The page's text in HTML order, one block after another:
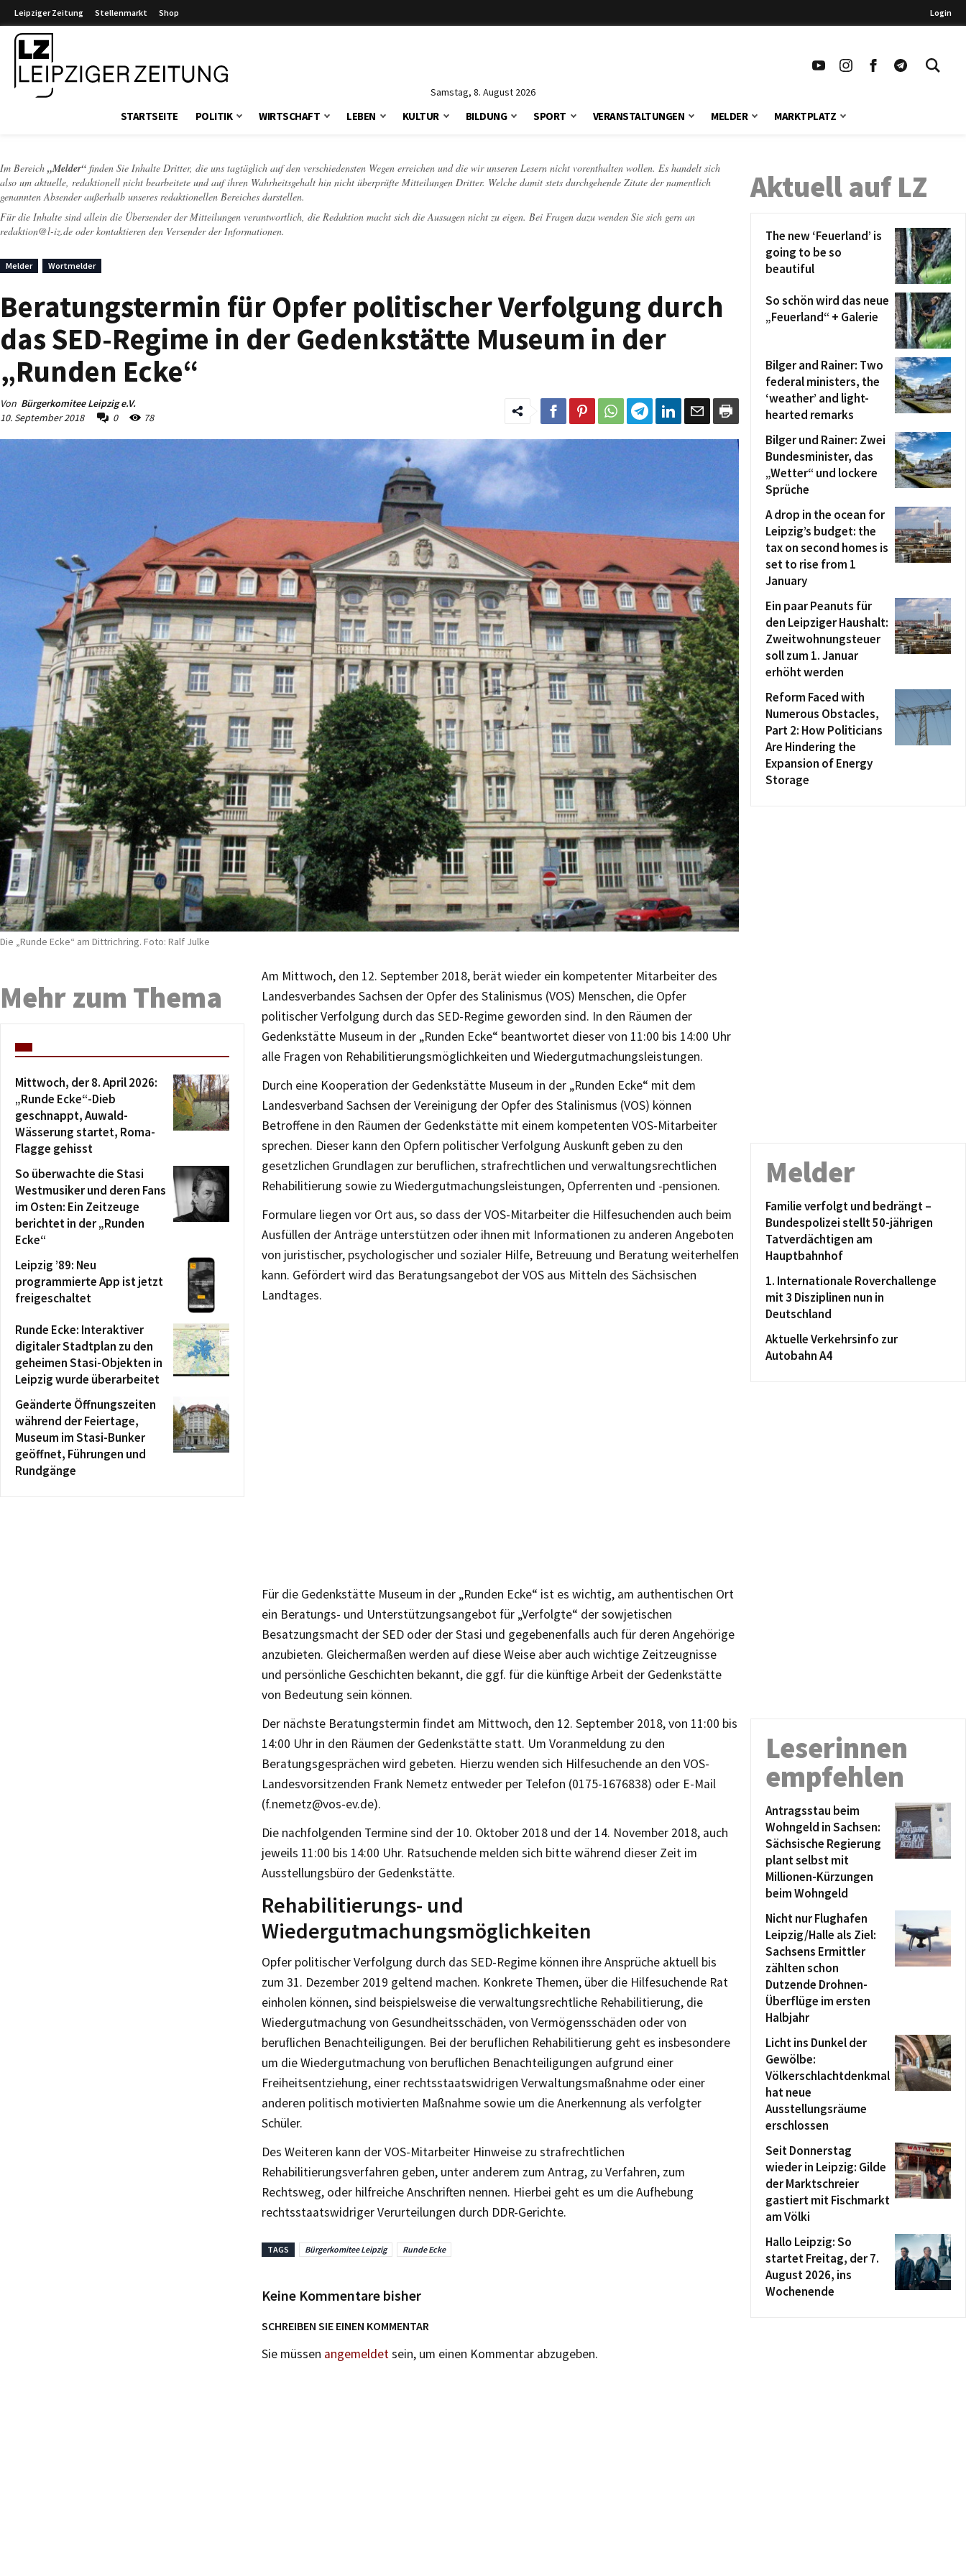
Leipziger Zeitung Stellenmarkt Shop Login
Samstag, 8. August 2026
STARTSEITE POLITIK WIRTSCHAFT LEBEN KULTUR BILDUNG SPORT VERANSTALTUNGEN MELDER MARKTPLATZ
Im Bereich „Melder“ finden Sie Inhalte Dritter, die uns tagtäglich auf den verschiedensten Wegen erreichen und die wir unseren Lesern nicht vorenthalten wollen. Es handelt sich
also um aktuelle, redaktionell nicht bearbeitete und auf ihren Wahrheitsgehalt hin nicht überprüfte Mitteilungen Dritter. Welche damit stets durchgehende Zitate der namentlich
genannten Absender außerhalb unseres redaktionellen Bereiches darstellen.
Für die Inhalte sind allein die Übersender der Mitteilungen verantwortlich, die Redaktion macht sich die Aussagen nicht zu eigen. Bei Fragen dazu wenden Sie sich gern an
redaktion@l-iz.de oder kontaktieren den Versender der Informationen.
Melder Wortmelder
Beratungstermin für Opfer politischer Verfolgung durch
das SED-Regime in der Gedenkstätte Museum in der
„Runden Ecke“
Von Bürgerkomitee Leipzig e.V.
10. September 2018
0 78
Die „Runde Ecke“ am Dittrichring. Foto: Ralf Julke
Am Mittwoch, den 12. September 2018, berät wieder ein kompetenter Mitarbeiter des
Landesverbandes Sachsen der Opfer des Stalinismus (VOS) Menschen, die Opfer
politischer Verfolgung durch das SED-Regime geworden sind. In den Räumen der
Gedenkstätte Museum in der „Runden Ecke“ beantwortet dieser von 11:00 bis 14:00 Uhr
alle Fragen von Rehabilitierungsmöglichkeiten und Wiedergutmachungsleistungen.
Durch eine Kooperation der Gedenkstätte Museum in der „Runden Ecke“ mit dem
Landesverband Sachsen der Vereinigung der Opfer des Stalinismus (VOS) können
Betroffene in den Räumen der Gedenkstätte mit einem kompetenten VOS-Mitarbeiter
sprechen. Dieser kann den Opfern politischer Verfolgung Auskunft geben zu den
gesetzlichen Grundlagen zur beruflichen, strafrechtlichen und verwaltungsrechtlichen
Rehabilitierung sowie zu Wiedergutmachungsleistungen, Opferrenten und -pensionen.
Formulare liegen vor Ort aus, so dass der VOS-Mitarbeiter die Hilfesuchenden auch beim
Ausfüllen der Anträge unterstützen oder ihnen mit Informationen zu anderen Angeboten
von juristischer, psychologischer und sozialer Hilfe, Betreuung und Beratung weiterhelfen
kann. Gefördert wird das Beratungsangebot der VOS aus Mitteln des Sächsischen
Landtages.
Für die Gedenkstätte Museum in der „Runden Ecke“ ist es wichtig, am authentischen Ort
ein Beratungs- und Unterstützungsangebot für „Verfolgte“ der sowjetischen
Besatzungsmacht der SED oder der Stasi und gegebenenfalls auch für deren Angehörige
anzubieten. Gleichermaßen werden auf diese Weise aber auch wichtige Zeitzeugnisse
und persönliche Geschichten bekannt, die ggf. für die künftige Arbeit der Gedenkstätte
von Bedeutung sein können.
Der nächste Beratungstermin findet am Mittwoch, den 12. September 2018, von 11:00 bis
14:00 Uhr in den Räumen der Gedenkstätte statt. Um Voranmeldung zu den
Beratungsgesprächen wird gebeten. Hierzu wenden sich Hilfesuchende an den VOS-
Landesvorsitzenden Frank Nemetz entweder per Telefon (0175-1676838) oder E-Mail
(f.nemetz@vos-ev.de).
Die nachfolgenden Termine sind der 10. Oktober 2018 und der 14. November 2018, auch
jeweils 11:00 bis 14:00 Uhr. Ratsuchende melden sich bitte während dieser Zeit im
Ausstellungsbüro der Gedenkstätte.
Rehabilitierungs- und
Wiedergutmachungsmöglichkeiten
Opfer politischer Verfolgung durch das SED-Regime können ihre Ansprüche aktuell bis
zum 31. Dezember 2019 geltend machen. Konkrete Themen, über die Hilfesuchende Rat
einholen können, sind beispielsweise die verwaltungsrechtliche Rehabilitierung, die
Wiedergutmachung von Gesundheitsschäden, von Vermögensschäden oder von
beruflichen Benachteiligungen. Bei der beruflichen Rehabilitierung geht es insbesondere
um die Wiedergutmachung von beruflichen Benachteiligungen aufgrund einer
Freiheitsentziehung, einer rechtsstaatswidrigen Verwaltungsmaßnahme oder einer
anderen politisch motivierten Maßnahme sowie um die Anerkennung als verfolgter
Schüler.
Des Weiteren kann der VOS-Mitarbeiter Hinweise zu strafrechtlichen
Rehabilitierungsverfahren geben, unter anderem zum Antrag, zu Verfahren, zum
Rechtsweg, oder hilfreiche Anschriften nennen. Hierbei geht es um die Aufhebung
rechtsstaatswidriger Verurteilungen durch DDR-Gerichte.
TAGS Bürgerkomitee Leipzig Runde Ecke
Keine Kommentare bisher
SCHREIBEN SIE EINEN KOMMENTAR
Sie müssen angemeldetsein, um einen Kommentar abzugeben.
Mehr zum Thema
Mittwoch, der 8. April 2026:
„Runde Ecke“-Dieb
geschnappt, Auwald-
Wässerung startet, Roma-
Flagge gehisst
So überwachte die Stasi
Westmusiker und deren Fans
im Osten: Ein Zeitzeuge
berichtet in der „Runden
Ecke“
Leipzig ’89: Neu
programmierte App ist jetzt
freigeschaltet
Runde Ecke: Interaktiver
digitaler Stadtplan zu den
geheimen Stasi-Objekten in
Leipzig wurde überarbeitet
Geänderte Öffnungszeiten
während der Feiertage,
Museum im Stasi-Bunker
geöffnet, Führungen und
Rundgänge
Aktuell auf LZ
The new ‘Feuerland’ is
going to be so
beautiful
So schön wird das neue
„Feuerland“ + Galerie
Bilger and Rainer: Two
federal ministers, the
‘weather’ and light-
hearted remarks
Bilger und Rainer: Zwei
Bundesminister, das
„Wetter“ und lockere
Sprüche
A drop in the ocean for
Leipzig’s budget: the
tax on second homes is
set to rise from 1
January
Ein paar Peanuts für
den Leipziger Haushalt:
Zweitwohnungsteuer
soll zum 1. Januar
erhöht werden
Reform Faced with
Numerous Obstacles,
Part 2: How Politicians
Are Hindering the
Expansion of Energy
Storage
Melder
Familie verfolgt und bedrängt –
Bundespolizei stellt 50-jährigen
Tatverdächtigen am
Hauptbahnhof
1. Internationale Roverchallenge
mit 3 Disziplinen nun in
Deutschland
Aktuelle Verkehrsinfo zur
Autobahn A4
Leserinnen
empfehlen
Antragsstau beim
Wohngeld in Sachsen:
Sächsische Regierung
plant selbst mit
Millionen-Kürzungen
beim Wohngeld
Nicht nur Flughafen
Leipzig/Halle als Ziel:
Sachsens Ermittler
zählten schon
Dutzende Drohnen-
Überflüge im ersten
Halbjahr
Licht ins Dunkel der
Gewölbe:
Völkerschlachtdenkmal
hat neue
Ausstellungsräume
erschlossen
Seit Donnerstag
wieder in Leipzig: Gilde
der Marktschreier
gastiert mit Fischmarkt
am Völki
Hallo Leipzig: So
startet Freitag, der 7.
August 2026, ins
Wochenende